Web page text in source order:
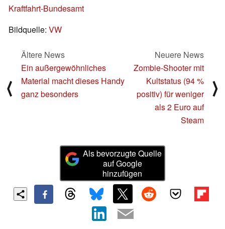
Kraftfahrt-Bundesamt
Bildquelle: VW
⟨
Ältere News
Ein außergewöhnliches
Material macht dieses Handy
ganz besonders
Neuere News
Zombie-Shooter mit
Kultstatus (94 %
positiv) für weniger
als 2 Euro auf
Steam
⟩
Als bevorzugte Quelle
auf Google
hinzufügen